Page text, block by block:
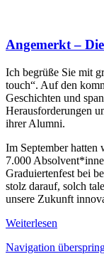
Angemerkt –
Ich begrüße Sie mit
touch“. Auf den
Geschichten und
Herausforderungen
ihrer Alumni.
Im September hatten
7.000
Graduiertenfest bei
stolz darauf, solch
unsere Zukunft
Weiterlesen
Navigation